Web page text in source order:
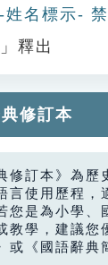
姓名標示-
」釋出
修訂本
修訂本》為歷
言使用歷程，
您是為小學、
教學，建議您
或《國語辭典